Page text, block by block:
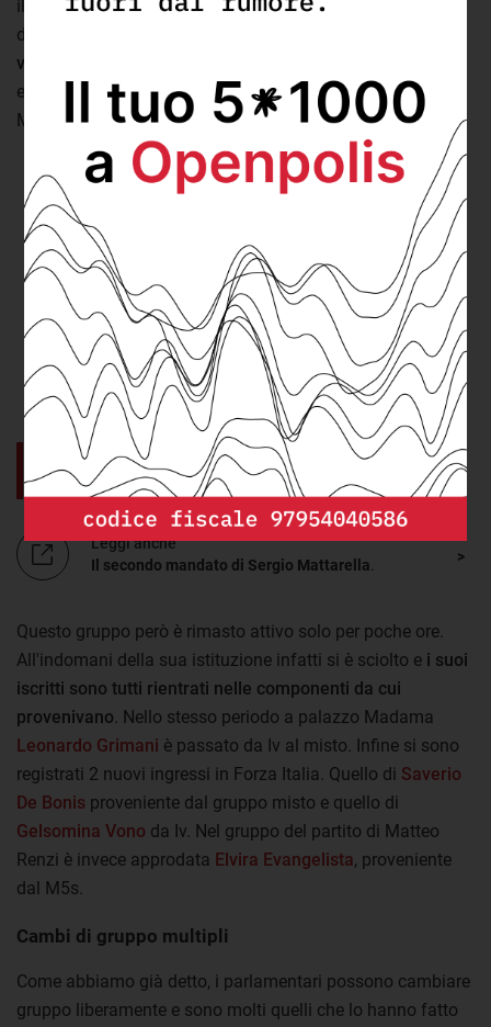
il capo dello stato si è costituito un nuovo gruppo
denominato
valori
eccezione diRosellina Sbrana , da ex esponenti del
Movimento 5 stelle. Si è trattato di:
Barbara Lezzi;
Elio Lannutti
Rosa Silvia Abate
Luisa Angrisani
Margherita Corrado
Mattia Crucioli;
Fabio Di Micco;
Bianca Laura Granato
Cataldo Mininno.
Il gruppo Cal istituito e sciolto nel
giro di due giorni.
Leggi anche
Il secondo mandato di Sergio Mattarella
Questo gruppo però è rimasto attivo solo per poche ore.
All'indomani della sua istituzione infatti si è sciolto e i suoi
iscritti sono tutti rientrati nelle componenti da cui
provenivano . Nello stesso periodo a palazzo Madama
Leonardo Grimani è passato da Iv al misto. Infine si sono
registrati 2 nuovi ingressi in Forza Italia. Quello di Saverio
De Bonis proveniente dal gruppo misto e quello di
Gelsomina Vono da Iv. Nel gruppo del partito di Matteo
Renzi è invece approdata Elvira Evangelista, proveniente
dal M5s.
Cambi di gruppo multipli
Come abbiamo già detto, i parlamentari possono cambiare
gruppo liberamente e sono molti quelli che lo hanno fatto